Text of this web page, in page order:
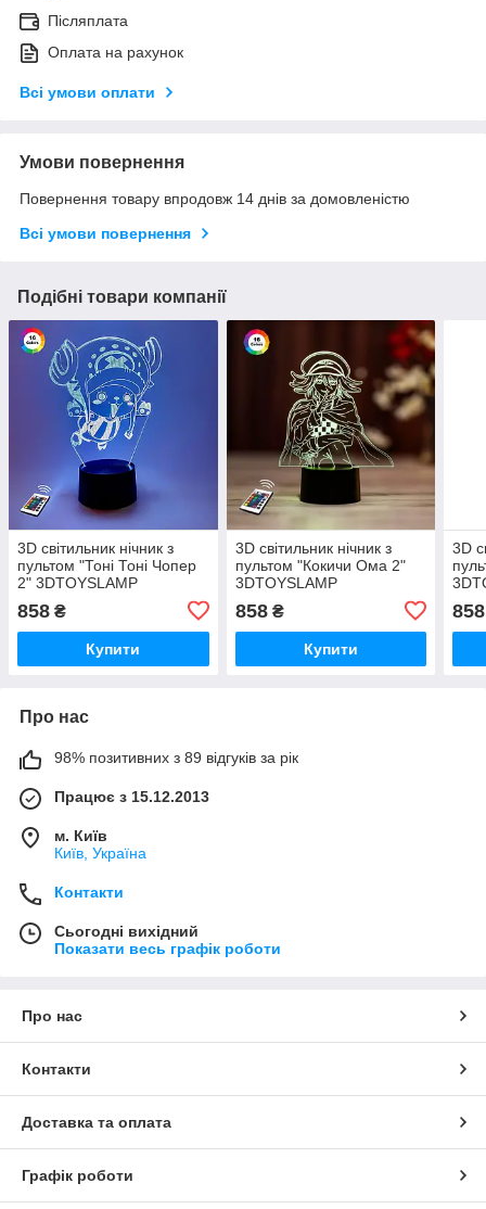
Післяплата
Оплата на рахунок
Всі умови оплати
Умови повернення
Повернення товару впродовж 14 днів за домовленістю
Всі умови повернення
Подібні товари компанії
3D світильник нічник з
пультом "Тоні Тоні Чопер
2" 3DTOYSLAMP
858 ₴
Купити
3D світильник нічник з
пультом "Кокичи Ома 2"
3DTOYSLAMP
858₴
Купити
3D
858
Про нас
98% позитивних з 89 відгуків за рік
Працює з 15.12.2013
м. Київ
Київ, Україна
Контакти
Сьогодні вихідний
Показати весь графік роботи
Про нас
Контакти
Доставка та оплата
Графік роботи